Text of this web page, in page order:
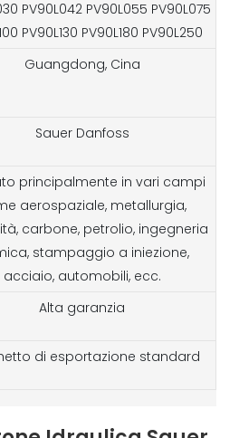
PV90L042 PV90L055 PV90L075
PV90L130 PV90L180 PV90L250
Guangdong, Cina
Sauer Danfoss
principalmente in vari campi
aerospaziale, metallurgia,
carbone, petrolio, ingegneria
stampaggio a iniezione,
acciaio, automobili, ecc.
Alta garanzia
di esportazione standard